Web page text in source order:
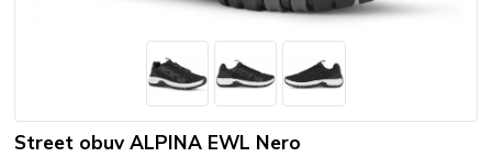
Street obuv ALPINA EWL Nero